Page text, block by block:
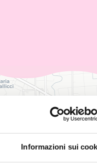
Informazioni sui